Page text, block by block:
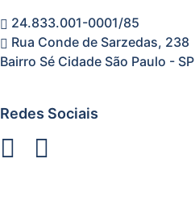
24.833.001-0001/85
Rua Conde de Sarzedas, 238
Bairro Sé Cidade São Paulo - SP
Redes Sociais